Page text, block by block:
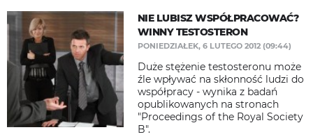
NIE LUBISZ WSPÓŁPRACOWAĆ?
WINNY TESTOSTERON
PONIEDZIAŁEK, 6 LUTEGO 2012 (09:44)
Duże stężenie testosteronu może
źle wpływać na skłonność ludzi do
współpracy - wynika z badań
opublikowanych na stronach
"Proceedings of the Royal Society
B".